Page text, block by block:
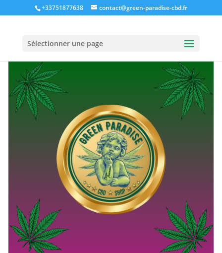
+33751877638 contact@green-paradise-cbd.fr
Sélectionner une page